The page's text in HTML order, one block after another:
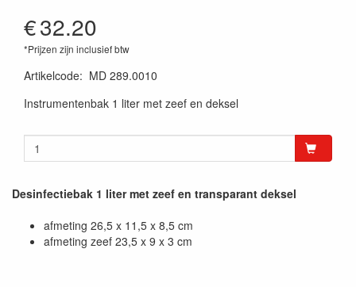
€32.20
*Prijzen zijn inclusief btw
Artikelcode: MD 289.0010
Instrumentenbak 1 liter met zeef en deksel
Desinfectiebak 1 liter met zeef en transparant deksel
afmeting 26,5 x 11,5 x 8,5 cm
afmeting zeef 23,5 x 9 x 3 cm